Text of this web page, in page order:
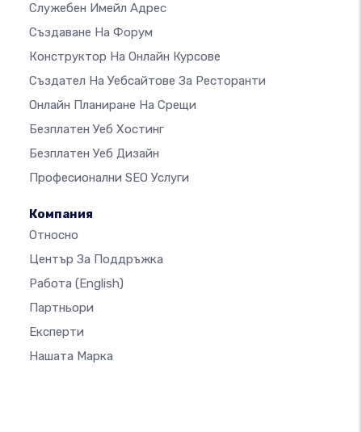
Служебен Имейл Адрес
Създаване На Форум
Конструктор На Онлайн Курсове
Създател На Уебсайтове За Ресторанти
Онлайн Планиране На Срещи
Безплатен Уеб Хостинг
Безплатен Уеб Дизайн
Професионални SEO Услуги
Компания
Относно
Център За Поддръжка
Работа (English)
Партньори
Експерти
Нашата Марка